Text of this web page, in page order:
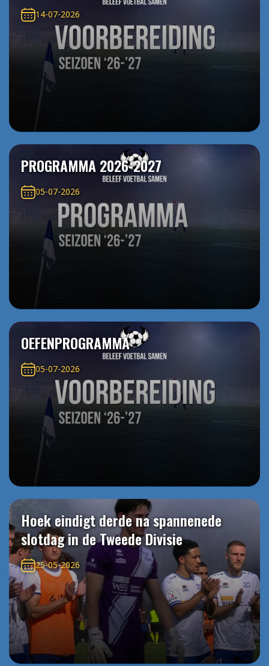
14-07-2026
PROGRAMMA 2026-2027
05-07-2026
OEFENPROGRAMMA
05-07-2026
Hoek eindigt derde na spannenede
slotdag in de Tweede Divisie
25-05-2026